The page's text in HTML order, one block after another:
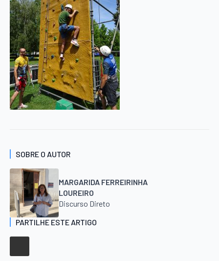
SOBRE O AUTOR
MARGARIDA FERREIRINHA
LOUREIRO
Discurso Direto
PARTILHE ESTE ARTIGO